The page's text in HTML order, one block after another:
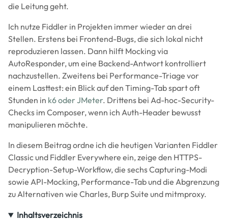
die Leitung geht.
Ich nutze Fiddler in Projekten immer wieder an drei
Stellen. Erstens bei Frontend-Bugs, die sich lokal nicht
reproduzieren lassen. Dann hilft Mocking via
AutoResponder, um eine Backend-Antwort kontrolliert
nachzustellen. Zweitens bei Performance-Triage vor
einem Lasttest: ein Blick auf den Timing-Tab spart oft
Stunden in k6 oder JMeter. Drittens bei Ad-hoc-Security-
Checks im Composer, wenn ich Auth-Header bewusst
manipulieren möchte.
In diesem Beitrag ordne ich die heutigen Varianten Fiddler
Classic und Fiddler Everywhere ein, zeige den HTTPS-
Decryption-Setup-Workflow, die sechs Capturing-Modi
sowie API-Mocking, Performance-Tab und die Abgrenzung
zu Alternativen wie Charles, Burp Suite und mitmproxy.
Inhaltsverzeichnis